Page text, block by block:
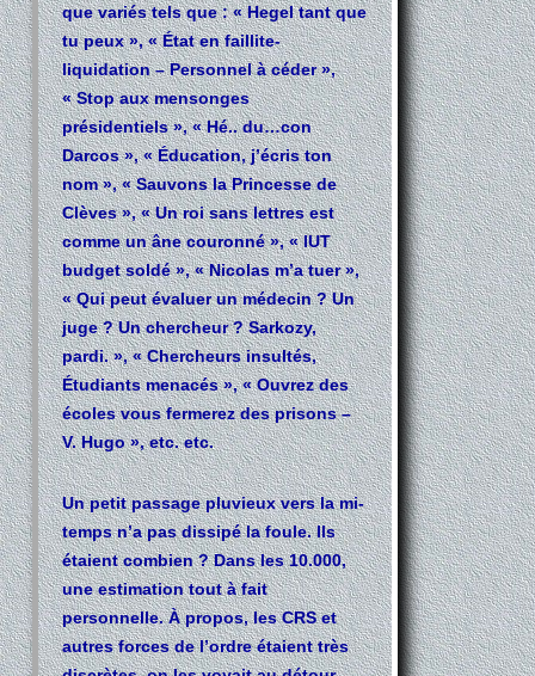
que variés tels que : « Hegel tant que
tu peux », « État en faillite-
liquidation – Personnel à céder »,
« Stop aux mensonges
présidentiels », « Hé.. du…con
Darcos », « Éducation, j’écris ton
nom », « Sauvons la Princesse de
Clèves », « Un roi sans lettres est
comme un âne couronné », « IUT
budget soldé », « Nicolas m’a tuer »,
« Qui peut évaluer un médecin ? Un
juge ? Un chercheur ? Sarkozy,
pardi. », « Chercheurs insultés,
Étudiants menacés », « Ouvrez des
écoles vous fermerez des prisons –
V. Hugo », etc. etc.
Un petit passage pluvieux vers la mi-
temps n’a pas dissipé la foule. Ils
étaient combien ? Dans les 10.000,
une estimation tout à fait
personnelle. À propos, les CRS et
autres forces de l’ordre étaient très